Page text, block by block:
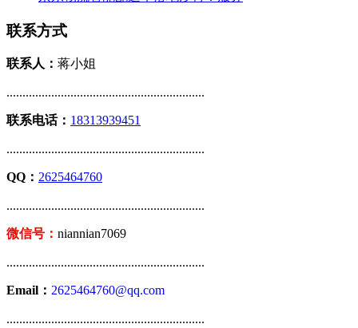
联系方式
联系人： 蒋小姐
..............................................................
联系电话： 18313939451
..............................................................
QQ： 2625464760
..............................................................
微信号： niannian7069
..............................................................
Email： 2625464760@qq.com
..............................................................